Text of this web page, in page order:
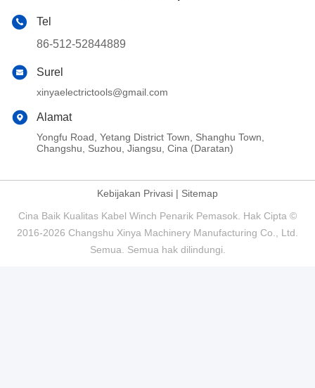
Tel
86-512-52844889
Surel
xinyaelectrictools@gmail.com
Alamat
Yongfu Road, Yetang District Town, Shanghu Town,
Changshu, Suzhou, Jiangsu, Cina (Daratan)
Kebijakan Privasi | Sitemap
Cina Baik Kualitas Kabel Winch Penarik Pemasok. Hak Cipta ©
2016-2026 Changshu Xinya Machinery Manufacturing Co., Ltd.
Semua. Semua hak dilindungi.